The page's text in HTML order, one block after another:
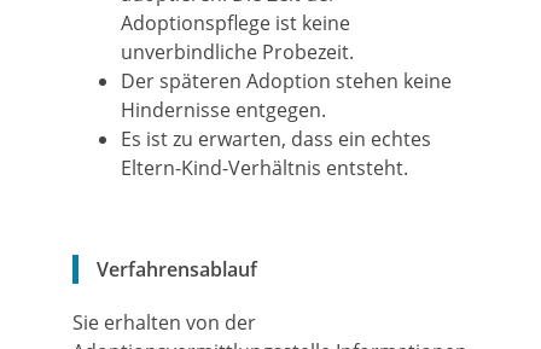
Adoptionspflege ist keine
unverbindliche Probezeit.
Der späteren Adoption stehen keine
Hindernisse entgegen.
Es ist zu erwarten, dass ein echtes
Eltern-Kind-Verhältnis entsteht.
Verfahrensablauf
Sie erhalten von der